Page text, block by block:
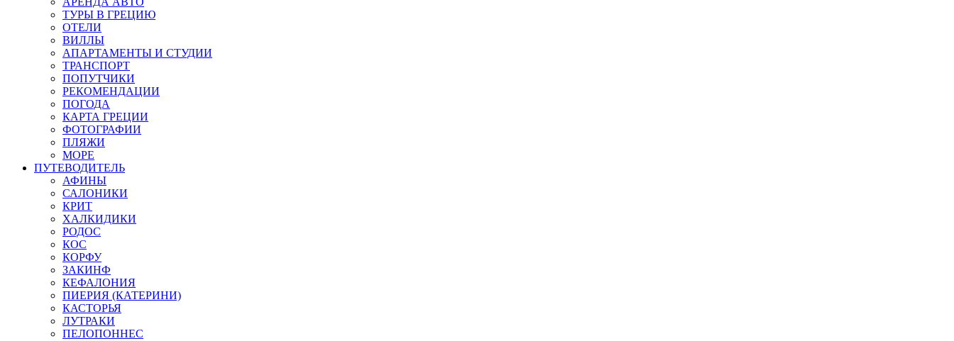
ТУРЫ В ГРЕЦИЮ
ОТЕЛИ
ВИЛЛЫ
АПАРТАМЕНТЫ И СТУДИИ
ТРАНСПОРТ
ПОПУТЧИКИ
РЕКОМЕНДАЦИИ
ПОГОДА
КАРТА ГРЕЦИИ
ФОТОГРАФИИ
ПЛЯЖИ
МОРЕ
ПУТЕВОДИТЕЛЬ
АФИНЫ
САЛОНИКИ
КРИТ
ХАЛКИДИКИ
РОДОС
КОС
КОРФУ
ЗАКИНФ
КЕФАЛОНИЯ
ПИЕРИЯ (КАТЕРИНИ)
КАСТОРЬЯ
ЛУТРАКИ
ПЕЛОПОННЕС